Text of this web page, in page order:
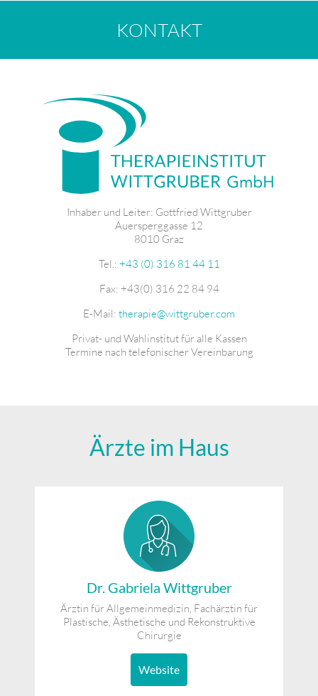
KONTAKT
Inhaber und Leiter: Gottfried Wittgruber
Auersperggasse 12
8010 Graz
Tel.: +43 (0) 316 81 44 11
Fax: +43(0) 316 22 84 94
E-Mail: therapie@wittgruber.com
Privat- und Wahlinstitut für alle Kassen
Termine nach telefonischer Vereinbarung
Ärzte im Haus
Dr. Gabriela Wittgruber
Ärztin für Allgemeinmedizin, Fachärztin für
Plastische, Ästhetische und Rekonstruktive
Chirurgie
Website